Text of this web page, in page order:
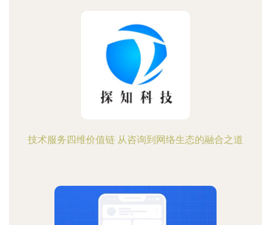
技术服务四维价值链 从咨询到网络生态的融合之道